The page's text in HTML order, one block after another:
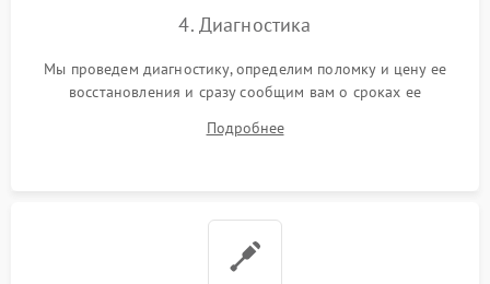
4. Диагностика
Мы проведем диагностику, определим поломку и цену ее
восстановления и сразу сообщим вам о сроках ее
Подробнее